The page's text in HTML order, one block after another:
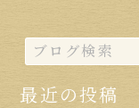
最近の投稿